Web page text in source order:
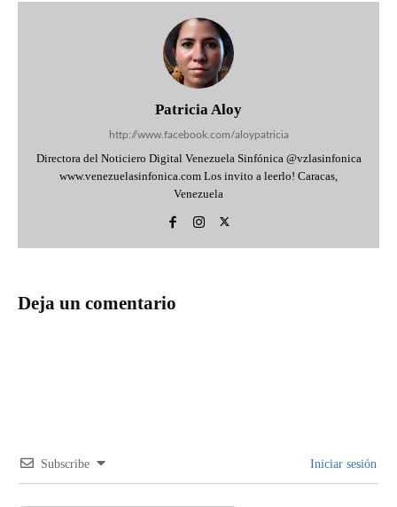
Patricia Aloy
http://www.facebook.com/aloypatricia
Directora del Noticiero Digital Venezuela Sinfónica @vzlasinfonica
www.venezuelasinfonica.com Los invito a leerlo! Caracas,
Venezuela
Deja un comentario
Subscribe Iniciar sesión